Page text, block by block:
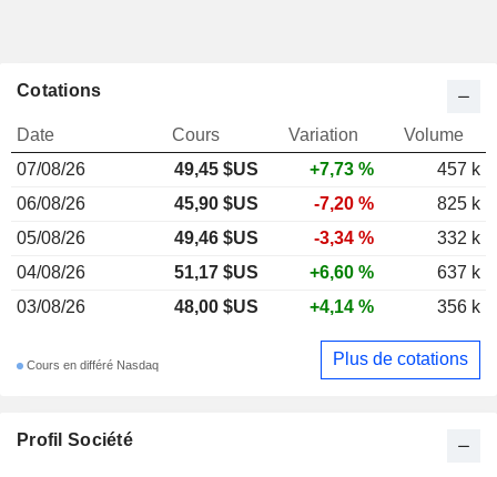
Profil Société
Cotations
Date Cours Variation
Volume
07/08/26
49,45 $US +7,73 %
457 k
06/08/26
45,90 $US -7,20 %
825 k
05/08/26
49,46 $US -3,34 %
332 k
04/08/26
51,17 $US +6,60 %
637 k
03/08/26
48,00 $US +4,14 % 356 k
Cours en différé Nasdaq Plus de cotations